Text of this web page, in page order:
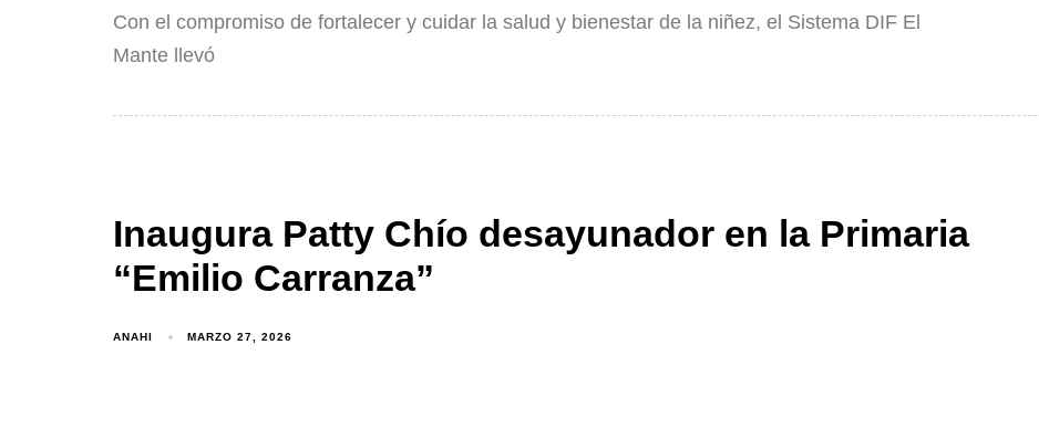
Con el compromiso de fortalecer y cuidar la salud y bienestar de la niñez, el Sistema DIF El
Mante llevó
Inaugura Patty Chío desayunador en la Primaria
“Emilio Carranza”
ANAHI MARZO 27, 2026